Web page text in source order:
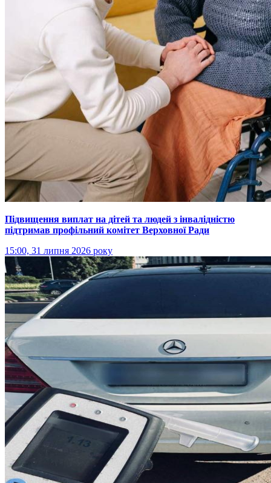
Підвищення виплат на дітей та людей з інвалідністю
підтримав профільний комітет Верховної Ради
15:00, 31 липня 2026 року